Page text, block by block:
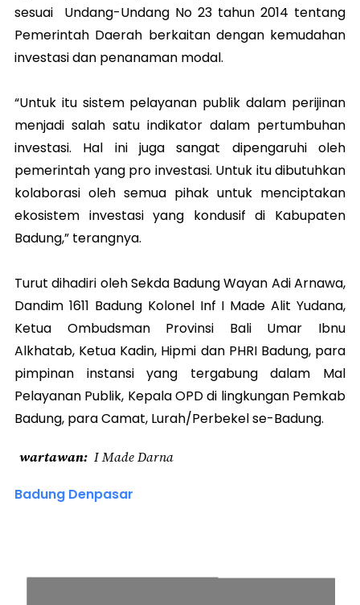
sesuai Undang-Undang No 23 tahun 2014 tentang
Pemerintah Daerah berkaitan dengan kemudahan
investasi dan penanaman modal.
“Untuk itu sistem pelayanan publik dalam perijinan
menjadi salah satu indikator dalam pertumbuhan
investasi. Hal ini juga sangat dipengaruhi oleh
pemerintah yang pro investasi. Untuk itu dibutuhkan
kolaborasi oleh semua pihak untuk menciptakan
ekosistem investasi yang kondusif di Kabupaten
Badung,” terangnya.
Turut dihadiri oleh Sekda Badung Wayan Adi Arnawa,
Dandim 1611 Badung Kolonel Inf I Made Alit Yudana,
Ketua Ombudsman Provinsi Bali Umar Ibnu
Alkhatab, Ketua Kadin, Hipmi dan PHRI Badung, para
pimpinan instansi yang tergabung dalam Mal
Pelayanan Publik, Kepala OPD di lingkungan Pemkab
Badung, para Camat, Lurah/Perbekel se-Badung.
wartawan I Made Darna
Badung Denpasar